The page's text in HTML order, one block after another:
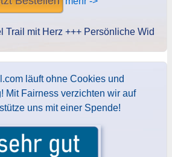
mit Herz +++ Persönliche
läuft ohne Cookies und
Mit Fairness verzichten wir auf
uns mit einer Spende!